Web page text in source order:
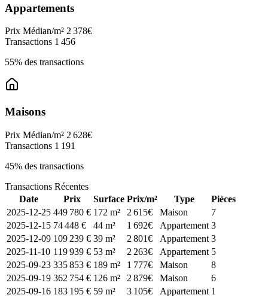
Appartements
Prix Médian/m² 2 378€
Transactions 1 456
55% des transactions
Maisons
Prix Médian/m² 2 628€
Transactions 1 191
45% des transactions
Transactions Récentes
Date
Prix Surface Prix/m² Type
Pièces
2025-12-25 449 780 € 172 m² 2 615€ Maison
7
2025-12-15 74 448 € 44 m² 1 692€ Appartement 3
2025-12-09 109 239 € 39 m² 2 801€ Appartement 3
2025-11-10 119 939 € 53 m² 2 263€ Appartement 5
2025-09-23 335 853 € 189 m² 1 777€ Maison
8
2025-09-19 362 754 € 126 m² 2 879€ Maison
6
2025-09-16 183 195 € 59 m² 3 105€ Appartement 1